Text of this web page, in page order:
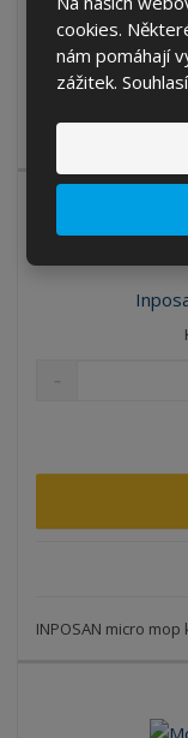
cookies.
nám pomáhají
zážitek.
Praktický držák
INPOSAN micro